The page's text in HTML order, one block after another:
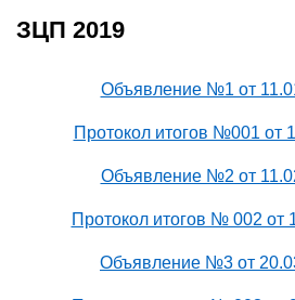
ЗЦП 2019
Объявление №1 от
Протокол итогов №001 от
Объявление №2 от
Протокол итогов № 002 от
Объявление №3 от